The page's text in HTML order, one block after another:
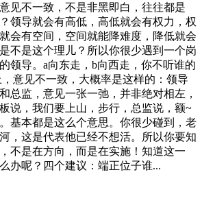
见不一致，不是非黑即白，往往都是
领导就会有高低，高低就会有权力，权
会有空间，空间就能降难度，降低就会
不是这个理儿？所以你很少遇到一个岗
领导。a向东走，b向西走，你不听谁的
意见不一致，大概率是这样的：领导
总监，意见一张一弛，并非绝对相左，
说，我们要上山，步行，总监说，额~
基本都是这么个意思。你很少碰到，老
，这是代表他已经不想活。所以你要知
不是在方向，而是在实施！知道这一
办呢？四个建议：端正位子谁...